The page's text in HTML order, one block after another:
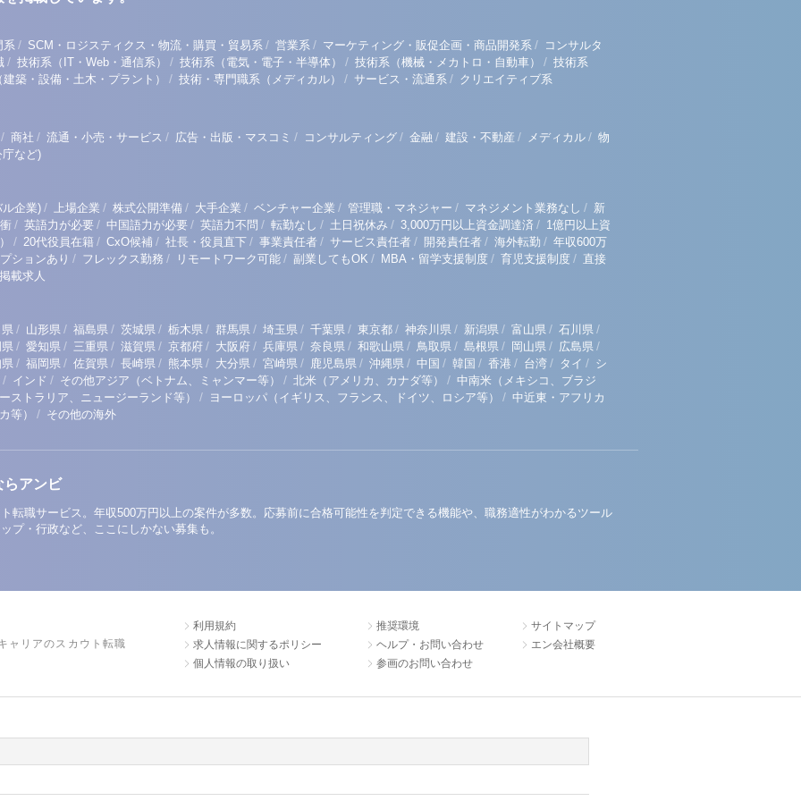
系 / SCM・ロジスティクス・物流・購買・貿易系 / 営業系 / マーケティング・販促企画・商品開発系 / コンサルタ
/ 技術系（IT・Web・通信系） / 技術系（電気・電子・半導体） / 技術系（機械・メカトロ・自動車） / 技術系
築・設備・土木・プラント）
/ 技術・専門職系（メディカル） / サービス・流通系 / クリエイティブ系
/ 商社 / 流通・小売・サービス / 広告・出版・マスコミ / コンサルティング / 金融 / 建設・不動産 / メディカル / 物
など)
企業) / 上場企業 / 株式公開準備 / 大手企業 / ベンチャー企業 / 管理職・マネジャー / マネジメント業務なし / 新
/ 英語力が必要 / 中国語力が必要 / 英語力不問 / 転勤なし / 土日祝休み / 3,000万円以上資金調達済 / 1億円以上資
/ 20代役員在籍 / CxO候補 / 社長・役員直下 / 事業責任者 / サービス責任者 / 開発責任者 / 海外転勤 / 年収600万
ションあり / フレックス勤務 / リモートワーク可能 / 副業してもOK / MBA・留学支援制度 / 育児支援制度 / 直接
載求人
/ 山形県 / 福島県 / 茨城県 / 栃木県 / 群馬県 / 埼玉県 / 千葉県 / 東京都 / 神奈川県 / 新潟県 / 富山県 / 石川県 /
/ 愛知県 / 三重県 / 滋賀県 / 京都府 / 大阪府 / 兵庫県 / 奈良県 / 和歌山県 / 鳥取県 / 島根県 / 岡山県 / 広島県 /
/ 福岡県 / 佐賀県 / 長崎県 / 熊本県 / 大分県 / 宮崎県 / 鹿児島県 / 沖縄県 / 中国 / 韓国 / 香港 / 台湾 / タイ / シ
/ インド / その他アジア（ベトナム、ミャンマー等） / 北米（アメリカ、カナダ等） / 中南米（メキシコ、ブラジ
ストラリア、ニュージーランド等）
/ ヨーロッパ（イギリス、フランス、ドイツ、ロシア等） / 中近東・アフリカ
等）
/ その他の海外
らアンビ
転職サービス。年収500万円以上の案件が多数。応募前に合格可能性を判定できる機能や、職務適性がわかるツール
プ・行政など、ここにしかない募集も。
ャリアのスカウト転職
利用規約
求人情報に関するポリシー
個人情報の取り扱い
推奨環境
ヘルプ・お問い合わせ
参画のお問い合わせ
サイトマップ
エン会社概要